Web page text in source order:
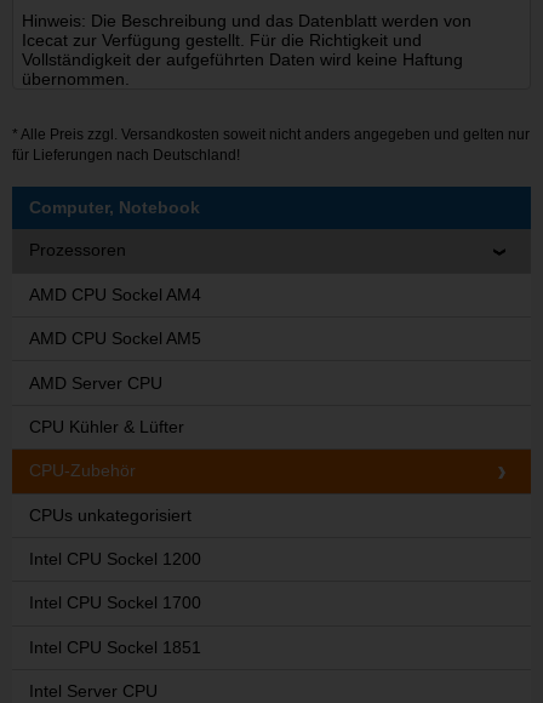
Hinweis: Die Beschreibung und das Datenblatt werden von
Icecat zur Verfügung gestellt. Für die Richtigkeit und
Vollständigkeit der aufgeführten Daten wird keine Haftung
übernommen.
* Alle Preis zzgl. Versandkosten soweit nicht anders angegeben und gelten nur
für Lieferungen nach Deutschland!
Computer, Notebook
Prozessoren
AMD CPU Sockel AM4
AMD CPU Sockel AM5
AMD Server CPU
CPU Kühler & Lüfter
CPU-Zubehör
CPUs unkategorisiert
Intel CPU Sockel 1200
Intel CPU Sockel 1700
Intel CPU Sockel 1851
Intel Server CPU